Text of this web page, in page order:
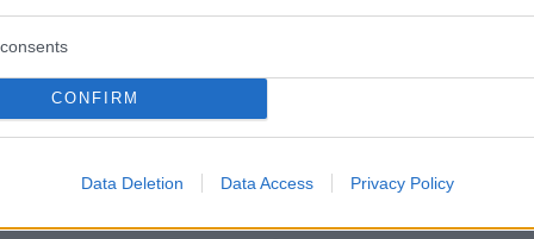
CONFIRM
Data Deletion Data Access Privacy Policy
δύο άτομα που κατέβηκαν από τη Ρωσία
θα πάρει θέση η κυρία Καρυστιανού και το
Νίκος Ζιάγκος απάντησε: «αφού δούμε ότι το